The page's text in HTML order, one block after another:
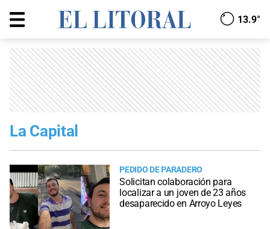
13.9°
La Capital
PEDIDO DE PARADERO
Solicitan colaboración para
localizar a un joven de 23 años
desaparecido en Arroyo Leyes